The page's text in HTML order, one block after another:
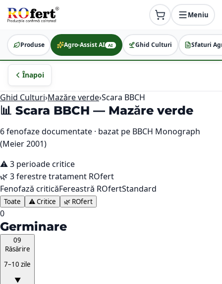
Meniu
Produse Agro-Assist AI AI Ghid Culturi Sfaturi
Înapoi
Ghid Culturi›Mazăre verde›Scara BBCH
📊 Scara BBCH — Mazăre verde
6fenofaze documentate · bazat pe BBCH Monograph
(Meier 2001)
⚠️3 perioade critice
🌿 3ferestre tratament ROfert
Fenofază criticăFereastră ROfertStandard
Toate ⚠️ Critice 🌿 ROfert
0
Germinare
09
Răsărire
7–10 zile
▼